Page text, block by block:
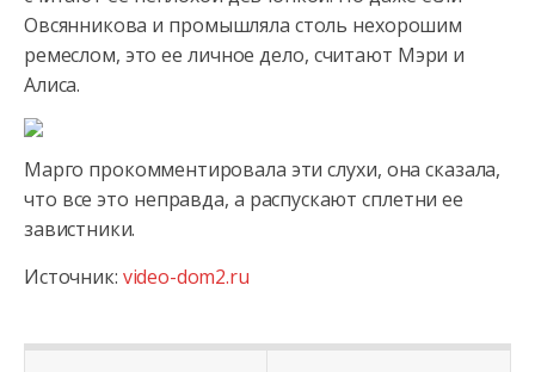
Овсянникова и промышляла столь нехорошим
ремеслом, это ее личное дело, считают Мэри и
Алиса.
Марго прокомментировала эти слухи, она сказала,
что все это неправда, а распускают сплетни ее
завистники.
Источник: video-dom2.ru